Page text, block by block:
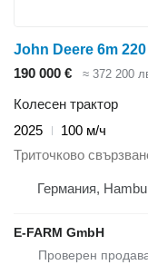
John Deere 6m 220
190 000 €
≈ 372 200
Колесен трактор
2025
100 м/ч
Триточково
Германия,
E-FARM GmbH